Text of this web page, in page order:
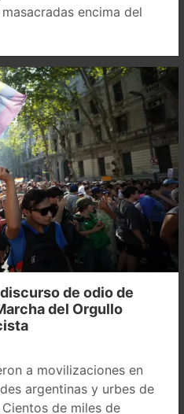
encima del
de odio de
del Orgullo
a movilizaciones en
argentinas y urbes de
de miles de